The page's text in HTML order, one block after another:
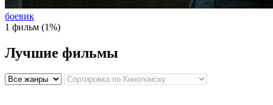
боевик
1 фильм (1%)
Лучшие фильмы